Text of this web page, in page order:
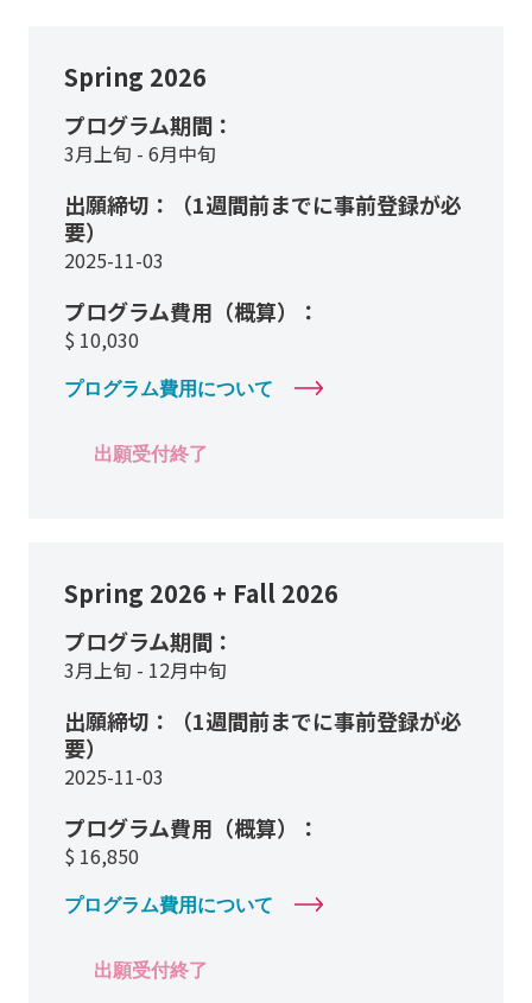
Spring 2026
プログラム期間：
3月上旬 - 6月中旬
出願締切：（1週間前までに事前登録が必
要）
2025-11-03
プログラム費用（概算）：
$ 10,030
プログラム費用について
出願受付終了
Spring 2026 + Fall 2026
プログラム期間：
3月上旬 - 12月中旬
出願締切：（1週間前までに事前登録が必
要）
2025-11-03
プログラム費用（概算）：
$ 16,850
プログラム費用について
出願受付終了